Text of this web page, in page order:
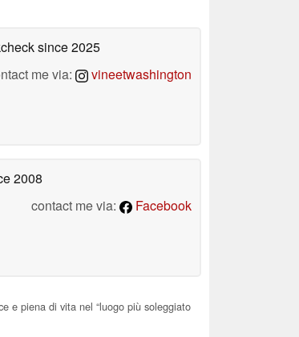
since 2025
me via:
vineetwashington
2008
contact me via:
Facebook
e piena di vita nel “luogo più soleggiato